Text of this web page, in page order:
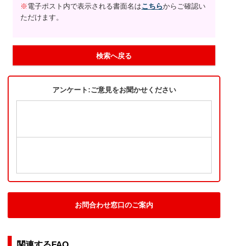
※電子ポスト内で表示される書面名はこちらからご確認い
ただけます。
検索へ戻る
アンケート:ご意見をお聞かせください
お問合わせ窓口のご案内